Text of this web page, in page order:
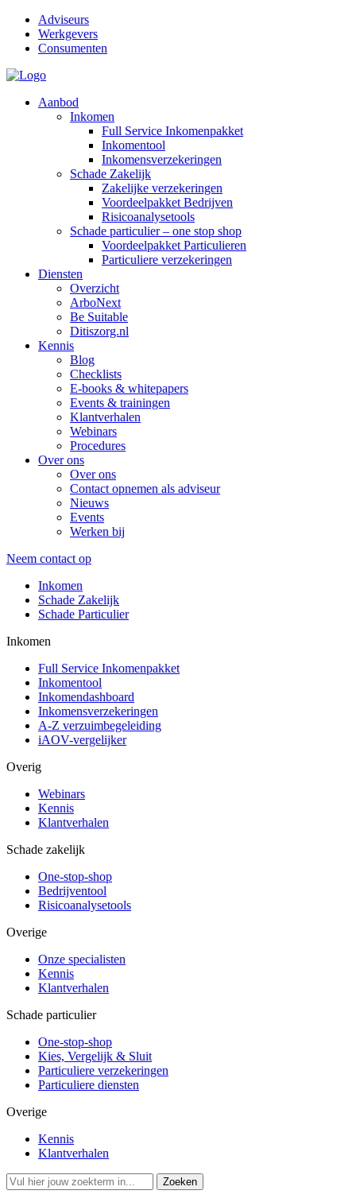
Adviseurs
Werkgevers
Consumenten
Aanbod
Inkomen
Full Service Inkomenpakket
Inkomentool
Inkomensverzekeringen
Schade Zakelijk
Zakelijke verzekeringen
Voordeelpakket Bedrijven
Risicoanalysetools
Schade particulier – one stop shop
Voordeelpakket Particulieren
Particuliere verzekeringen
Diensten
Overzicht
ArboNext
Be Suitable
Ditiszorg.nl
Kennis
Blog
Checklists
E-books & whitepapers
Events & trainingen
Klantverhalen
Webinars
Procedures
Over ons
Over ons
Contact opnemen als adviseur
Nieuws
Events
Werken bij
Neem contact op
Inkomen
Schade Zakelijk
Schade Particulier
Inkomen
Full Service Inkomenpakket
Inkomentool
Inkomendashboard
Inkomensverzekeringen
A-Z verzuimbegeleiding
iAOV-vergelijker
Overig
Webinars
Kennis
Klantverhalen
Schade zakelijk
One-stop-shop
Bedrijventool
Risicoanalysetools
Overige
Onze specialisten
Kennis
Klantverhalen
Schade particulier
One-stop-shop
Kies, Vergelijk & Sluit
Particuliere verzekeringen
Particuliere diensten
Overige
Kennis
Klantverhalen